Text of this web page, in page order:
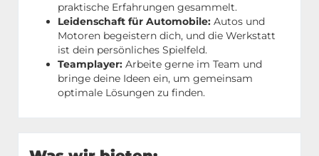
praktische Erfahrungen gesammelt.
Leidenschaft für Automobile: Autos und
Motoren begeistern dich, und die Werkstatt
ist dein persönliches Spielfeld.
Teamplayer: Arbeite gerne im Team und
bringe deine Ideen ein, um gemeinsam
optimale Lösungen zu finden.